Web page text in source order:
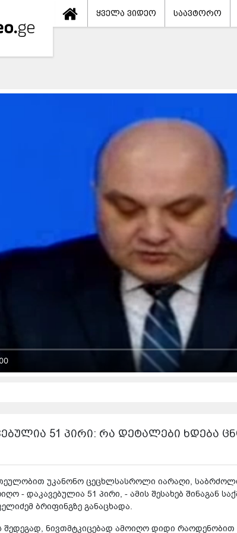
ყველა ვიდეო საავტორო
51 პირი: რა დეტალები ხდება
უკანონო ცეცხლსასროლი იარაღი,
- დაკავებულია 51 პირი, - ამის შესახებ შინაგან
ბრიფინგზე განაცხადა.
შედეგად, ნივთმტკიცებად ამოიღო დიდი